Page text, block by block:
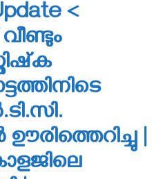
<
|